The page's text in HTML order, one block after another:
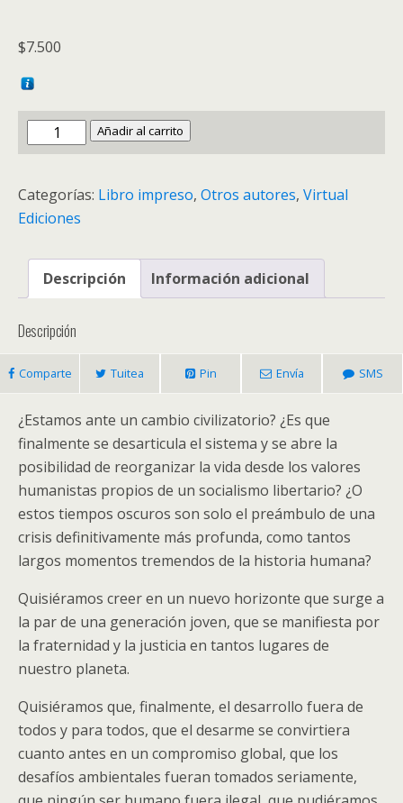
$7.500
Libro
impreso:
crisis
global,
oportunidades
Agencia
Noticias
Pressenza
cantidad
Añadir al carrito
Categorías: Libro impreso, Otros autores, Virtual
Ediciones
Descripción Información adicional
Descripción
Comparte Tuitea Pin Envía SMS
¿Estamos ante un cambio civilizatorio? ¿Es que
finalmente se desarticula el sistema y se abre la
posibilidad de reorganizar la vida desde los valores
humanistas propios de un socialismo libertario? ¿O
estos tiempos oscuros son solo el preámbulo de una
crisis definitivamente más profunda, como tantos
largos momentos tremendos de la historia humana?
Quisiéramos creer en un nuevo horizonte que surge a
la par de una generación joven, que se manifiesta por
la fraternidad y la justicia en tantos lugares de
nuestro planeta.
Quisiéramos que, finalmente, el desarrollo fuera de
todos y para todos, que el desarme se convirtiera
cuanto antes en un compromiso global, que los
desafíos ambientales fueran tomados seriamente,